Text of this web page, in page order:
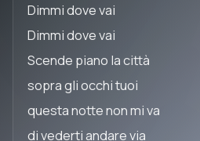
Dimmi dove vai
Dimmi dove vai
Scende piano la città
sopra gli occhi tuoi
questa notte non mi va
di vederti andare via